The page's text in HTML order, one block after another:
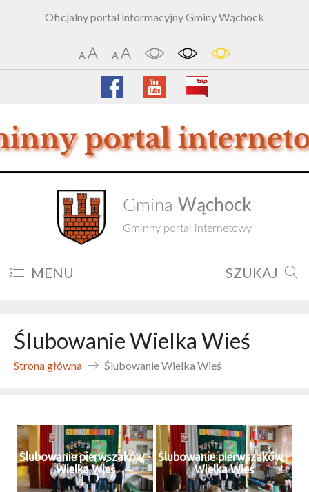
Oficjalny portal informacyjny Gminy Wąchock
Gmina Wąchock
Gminny portal internetowy
MENU SZUKAJ
Ślubowanie Wielka Wieś
Strona główna Ślubowanie Wielka Wieś
Ślubowanie pierwszaków -
Wielka Wieś
Ślubowanie pierwszaków -
Wielka Wieś